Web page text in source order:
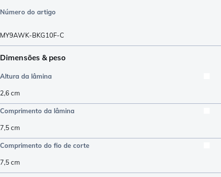
Número do artigo
MY9AWK-BKG10F-C
Dimensões & peso
Altura da lâmina
2,6cm
Comprimento da lâmina
7,5cm
Comprimento do fio de corte
7,5cm